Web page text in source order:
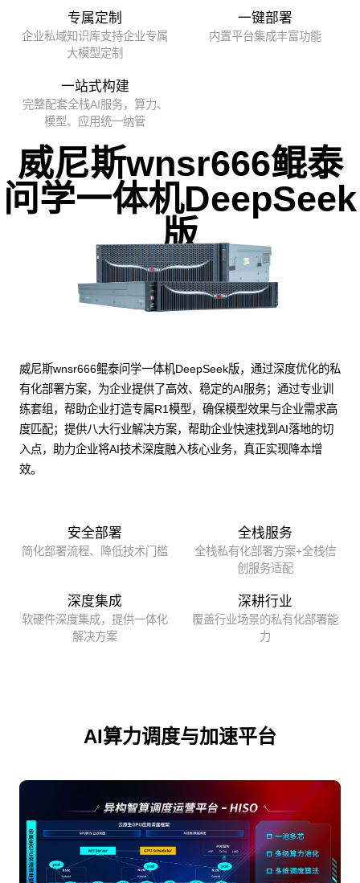
专属定制
企业私域知识库支持企业专属
大模型定制
一键部署
内置平台集成丰富功能
一站式构建
完整配套全栈AI服务，算力、
模型、应用统一纳管
威尼斯wnsr666鲲泰
问学一体机DeepSeek
版
威尼斯wnsr666鲲泰问学一体机DeepSeek版，通过深度优化的私
有化部署方案，为企业提供了高效、稳定的AI服务；通过专业训
练套组，帮助企业打造专属R1模型，确保模型效果与企业需求高
度匹配；提供八大行业解决方案，帮助企业快速找到AI落地的切
入点，助力企业将AI技术深度融入核心业务，真正实现降本增
效。
安全部署
简化部署流程、降低技术门槛
全栈服务
全栈私有化部署方案+全栈信
创服务适配
深度集成
软硬件深度集成，提供一体化
解决方案
深耕行业
覆盖行业场景的私有化部署能
力
AI算力调度与加速平台